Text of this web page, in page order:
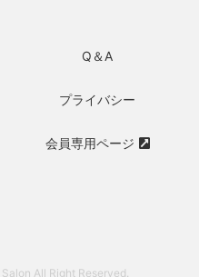
Q＆A
プライバシー
会員専用ページ
All Right Reserved.